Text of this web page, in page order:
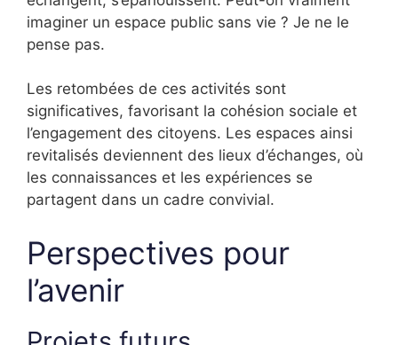
imaginer un espace public sans vie ? Je ne le
pense pas.
Les retombées de ces activités sont
significatives, favorisant la cohésion sociale et
l’engagement des citoyens. Les espaces ainsi
revitalisés deviennent des lieux d’échanges, où
les connaissances et les expériences se
partagent dans un cadre convivial.
Perspectives pour
l’avenir